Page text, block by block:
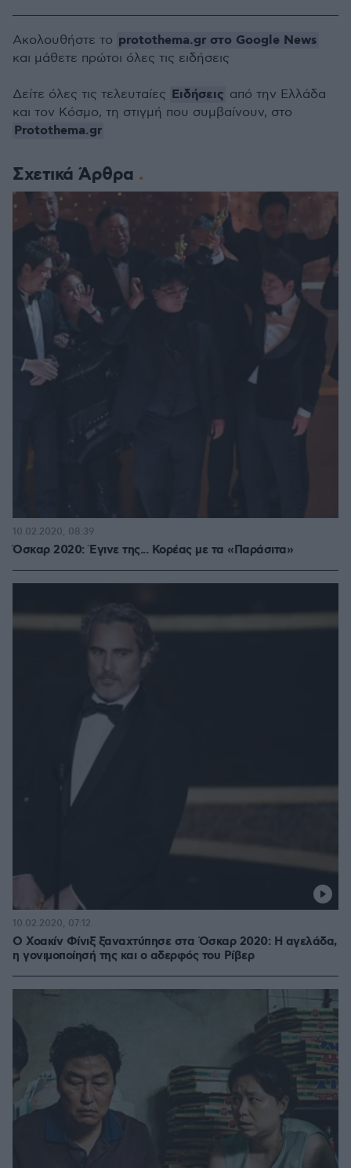
Σχετικά Άρθρα
Όσκαρ 2020: Έγινε της... Κορέας με τα «Παράσιτα»
10.02.2020, 08:39
Ο Χοακίν Φίνιξ ξαναχτύπησε στα Όσκαρ 2020: Η αγελάδα,
η γονιμοποίησή της και ο αδερφός του Ρίβερ
10.02.2020, 07:12
Ακολουθήστε το protothema.gr στο Google News
και μάθετε πρώτοι όλες τις ειδήσεις
Δείτε όλες τις τελευταίες Ειδήσεις από την Ελλάδα
και τον Κόσμο, τη στιγμή που συμβαίνουν, στο
Protothema.gr